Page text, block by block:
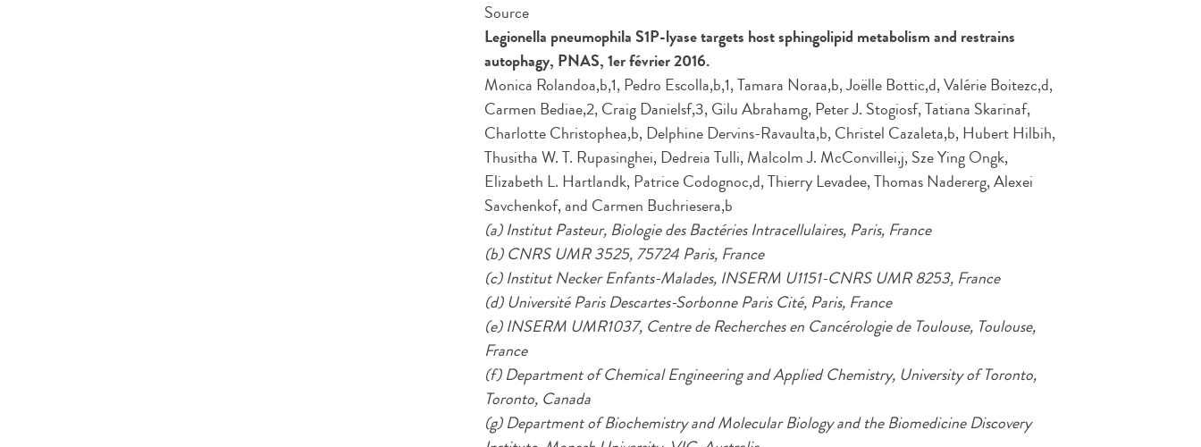
Source
Legionella pneumophila S1P-lyase targets host sphingolipid metabolism and restrains
autophagy, PNAS, 1er février 2016.
Monica Rolandoa,b,1, Pedro Escolla,b,1, Tamara Noraa,b, Joëlle Bottic,d, Valérie Boitezc,d,
Carmen Bediae,2, Craig Danielsf,3, Gilu Abrahamg, Peter J. Stogiosf, Tatiana Skarinaf,
Charlotte Christophea,b, Delphine Dervins-Ravaulta,b, Christel Cazaleta,b, Hubert Hilbih,
Thusitha W. T. Rupasinghei, Dedreia Tulli, Malcolm J. McConvillei,j, Sze Ying Ongk,
Elizabeth L. Hartlandk, Patrice Codognoc,d, Thierry Levadee, Thomas Nadererg, Alexei
Savchenkof, and Carmen Buchriesera,b
(a) Institut Pasteur, Biologie des Bactéries Intracellulaires, Paris, France
(b) CNRS UMR 3525, 75724 Paris, France
(c) Institut Necker Enfants-Malades, INSERM U1151-CNRS UMR 8253, France
(d) Université Paris Descartes-Sorbonne Paris Cité, Paris, France
(e) INSERM UMR1037, Centre de Recherches en Cancérologie de Toulouse, Toulouse,
France
(f) Department of Chemical Engineering and Applied Chemistry, University of Toronto,
Toronto, Canada
(g) Department of Biochemistry and Molecular Biology and the Biomedicine Discovery